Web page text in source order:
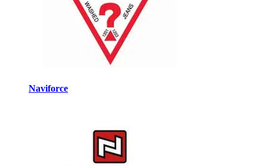
Naviforce